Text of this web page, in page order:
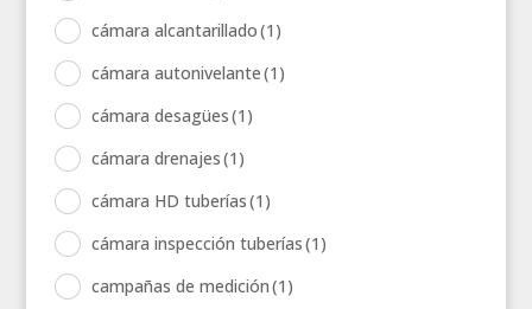
cámara alcantarillado(1)
cámara autonivelante(1)
cámara desagües(1)
cámara drenajes(1)
cámara HD tuberías(1)
cámara inspección tuberías(1)
campañas de medición(1)